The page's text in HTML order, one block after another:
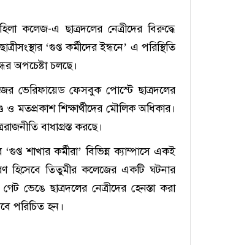
কলেজ-এ ছাত্রদলের নেত্রীদের বিরুদ্ধে
‘গুপ্ত কর্মীদের ইন্ধনে’ এ পরিস্থিতি
অপচেষ্টা চলছে।
ভেরিফায়েড ফেসবুক পোস্টে ছাত্রদলের
ও মতপ্রকাশ শিক্ষার্থীদের মৌলিক অধিকার।
বাধাগ্রস্ত করছে।
শাখার কর্মীরা’ বিভিন্ন ক্যাম্পাসে একই
হিসেবে তিতুমীর কলেজের একটি ঘটনার
ভেঙে ছাত্রদলের নেত্রীদের হেনস্তা করা
পরিচিত হন।